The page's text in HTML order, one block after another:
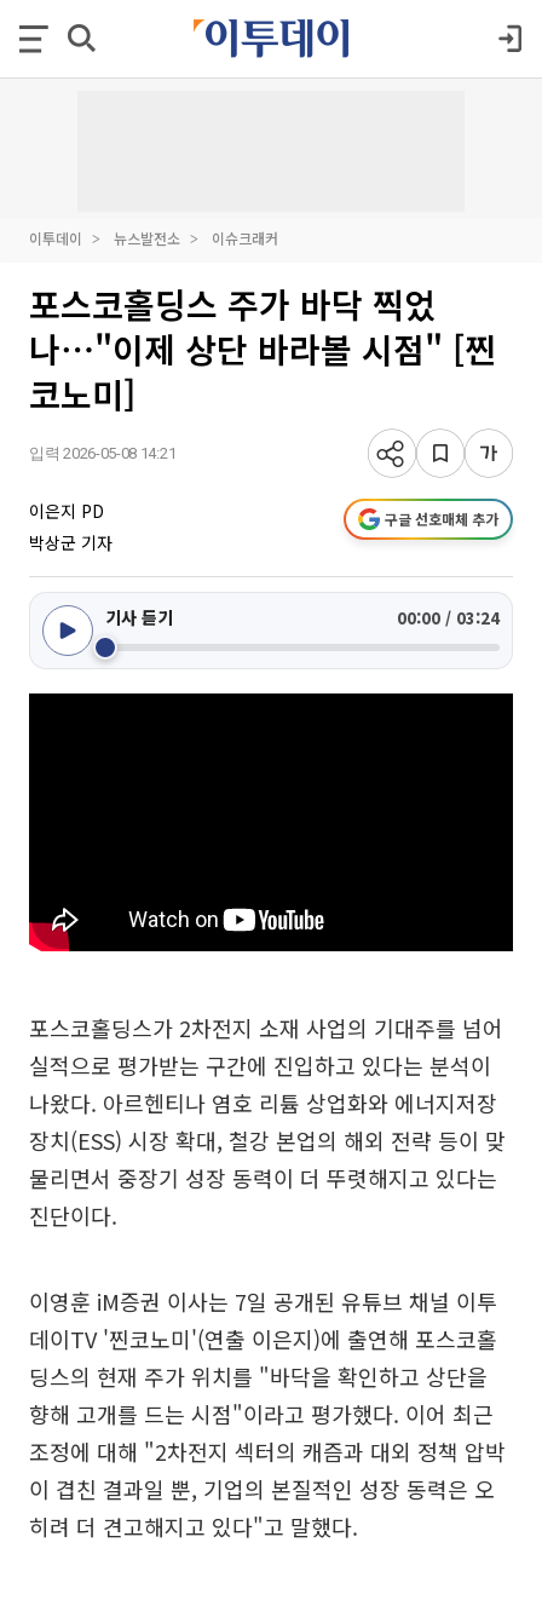
이투데이 뉴스발전소 이슈크래커
포스코홀딩스 주가 바닥 찍었
나⋯"이제 상단 바라볼 시점" [찐
코노미]
입력 2026-05-08 14:21
이은지 PD
박상군 기자
구글 선호매체 추가
기사 듣기 00:00 / 03:24
포스코홀딩스가 2차전지 소재 사업의 기대주를 넘어
실적으로 평가받는 구간에 진입하고 있다는 분석이
나왔다. 아르헨티나 염호 리튬 상업화와 에너지저장
장치(ESS) 시장 확대, 철강 본업의 해외 전략 등이 맞
물리면서 중장기 성장 동력이 더 뚜렷해지고 있다는
진단이다.
이영훈 iM증권 이사는 7일 공개된 유튜브 채널 이투
데이TV '찐코노미'(연출 이은지)에 출연해 포스코홀
딩스의 현재 주가 위치를 "바닥을 확인하고 상단을
향해 고개를 드는 시점"이라고 평가했다. 이어 최근
조정에 대해 "2차전지 섹터의 캐즘과 대외 정책 압박
이 겹친 결과일 뿐, 기업의 본질적인 성장 동력은 오
히려 더 견고해지고 있다"고 말했다.